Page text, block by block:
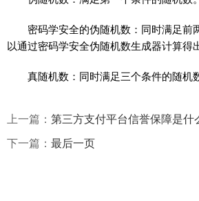
密码学安全的伪随机数：同时满足前
以通过密码学安全伪随机数生成器计算得
真随机数：同时满足三个条件的随机
上一篇： 第三方支付平台信誉保障是什么意思?
下一篇： 最后一页